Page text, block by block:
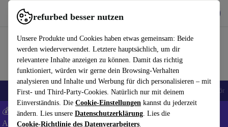
refurbed besser nutzen
Unsere Produkte und Cookies haben etwas gemeinsam: Beide
werden wiederverwendet. Letztere hauptsächlich, um dir
relevantere Inhalte anzeigen zu können. Damit das richtig
funktioniert, würden wir gerne dein Browsing-Verhalten
analysieren und Inhalte und Werbung für dich personalisieren – mit
First- und Third-Party-Cookies. Natürlich nur mit deinem
Einverständnis. Die Cookie-Einstellungen kannst du jederzeit
ändern. Lies unsere Datenschutzerklärung. Lies die
Cookie-Richtlinie des Datenverarbeiters.
refurbed schnell und einfach nutzen
🎒 Back to school Handys Laptops Tablets Smartwatches Zubehör
💰 Extra -5% auf Samsung- und Google-Smartphones - Code:
ANDROID5 -AGB